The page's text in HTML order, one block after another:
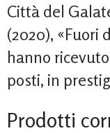
Città del
(2020), «Fuori
hanno
posti, in
Prodotti